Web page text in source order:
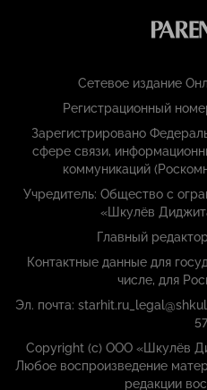
Сетевое издание
Регистрационный
Зарегистрировано
сфере связи,
коммуникаций
Учредитель: Общество с
«Шкулёв
Главный
Контактные данные для
числе, для
Эл. почта:
57
Copyright (с) ООО «Шкулёв
Любое воспроизведение
редакции